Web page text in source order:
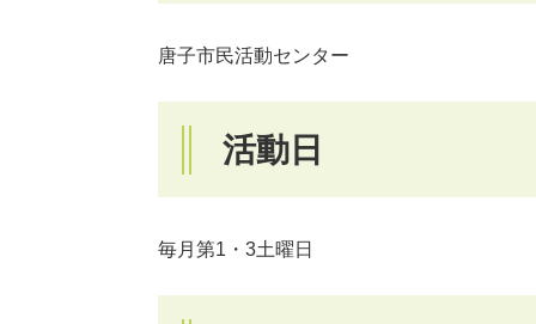
唐子市民活動センター
活動日
毎月第1・3土曜日